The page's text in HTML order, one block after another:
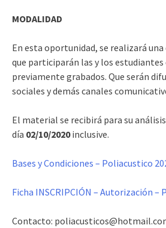
MODALIDAD
En esta oportunidad, se realizará
que participarán las y los estudiantes
previamente grabados. Que serán
sociales y demás canales
El material se recibirá para su
día 02/10/2020inclusive.
Bases y Condiciones – Poliacustico
Ficha INSCRIPCIÓN – Autorización –
Contacto: